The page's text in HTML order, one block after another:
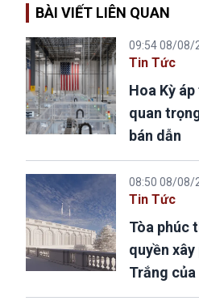
BÀI VIẾT LIÊN QUAN
09:54 08/08/
Tin Tức
Hoa Kỳ
quan
bán dẫn
08:50 08/08/
Tin Tức
Tòa phúc
quyền
Trắng